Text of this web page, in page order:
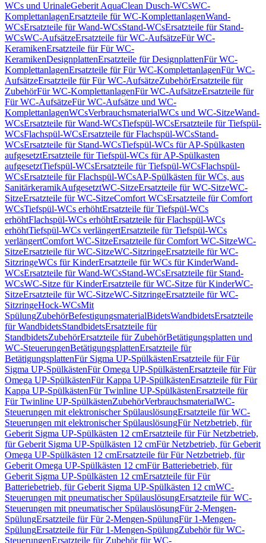
WCs und UrinaleGeberit AquaClean Dusch-WCsWC-
KomplettanlagenErsatzteile für WC-KomplettanlagenWand-
WCsErsatzteile für Wand-WCsStand-WCsErsatzteile für Stand-
WCsWC-AufsätzeErsatzteile für WC-AufsätzeFür WC-
KeramikenErsatzteile für Für WC-
KeramikenDesignplattenErsatzteile für DesignplattenFür WC-
KomplettanlagenErsatzteile für Für WC-KomplettanlagenFür WC-
AufsätzeErsatzteile für Für WC-AufsätzeZubehörErsatzteile für
ZubehörFür WC-KomplettanlagenFür WC-AufsätzeErsatzteile für
Für WC-AufsätzeFür WC-Aufsätze und WC-
KomplettanlagenWCsVerbrauchsmaterialWCs und WC-SitzeWand-
WCsErsatzteile für Wand-WCsTiefspül-WCsErsatzteile für Tiefspül-
WCsFlachspül-WCsErsatzteile für Flachspül-WCsStand-
WCsErsatzteile für Stand-WCsTiefspül-WCs für AP-Spülkasten
aufgesetztErsatzteile für Tiefspül-WCs für AP-Spülkasten
aufgesetztTiefspül-WCsErsatzteile für Tiefspül-WCsFlachspül-
WCsErsatzteile für Flachspül-WCsAP-Spülkästen für WCs, aus
SanitärkeramikAufgesetztWC-SitzeErsatzteile für WC-SitzeWC-
SitzeErsatzteile für WC-SitzeComfort WCsErsatzteile für Comfort
WCsTiefspül-WCs erhöhtErsatzteile für Tiefspül-WCs
erhöhtFlachspül-WCs erhöhtErsatzteile für Flachspül-WCs
erhöhtTiefspül-WCs verlängertErsatzteile für Tiefspül-WCs
verlängertComfort WC-SitzeErsatzteile für Comfort WC-SitzeWC-
SitzeErsatzteile für WC-SitzeWC-SitzringeErsatzteile für WC-
SitzringeWCs für KinderErsatzteile für WCs für KinderWand-
WCsErsatzteile für Wand-WCsStand-WCsErsatzteile für Stand-
WCsWC-Sitze für KinderErsatzteile für WC-Sitze für KinderWC-
SitzeErsatzteile für WC-SitzeWC-SitzringeErsatzteile für WC-
SitzringeHock-WCsMit
SpülungZubehörBefestigungsmaterialBidetsWandbidetsErsatzteile
für WandbidetsStandbidetsErsatzteile für
StandbidetsZubehörErsatzteile für ZubehörBetätigungsplatten und
WC-SteuerungenBetätigungsplattenErsatzteile für
BetätigungsplattenFür Sigma UP-SpülkästenErsatzteile für Für
Sigma UP-SpülkästenFür Omega UP-SpülkästenErsatzteile für Für
Omega UP-SpülkästenFür Kappa UP-SpülkästenErsatzteile für Für
Kappa UP-SpülkästenFür Twinline UP-SpülkästenErsatzteile für
Für Twinline UP-SpülkästenZubehörVerbrauchsmaterialWC-
Steuerungen mit elektronischer SpülauslösungErsatzteile für WC-
Steuerungen mit elektronischer SpülauslösungFür Netzbetrieb, für
Geberit Sigma UP-Spülkästen 12 cmErsatzteile für Für Netzbetrieb,
für Geberit Sigma UP-Spülkästen 12 cmFür Netzbetrieb, für Geberit
Omega UP-Spülkästen 12 cmErsatzteile für Für Netzbetrieb, für
Geberit Omega UP-Spülkästen 12 cmFür Batteriebetrieb, für
Geberit Sigma UP-Spülkästen 12 cmErsatzteile für Für
Batteriebetrieb, für Geberit Sigma UP-Spülkästen 12 cmWC-
Steuerungen mit pneumatischer SpülauslösungErsatzteile für WC-
Steuerungen mit pneumatischer SpülauslösungFür 2-Mengen-
SpülungErsatzteile für Für 2-Mengen-SpülungFür 1-Mengen-
SpülungErsatzteile für Für 1-Mengen-SpülungZubehör für WC-
SteuerungenErsatzteile für Zubehör für WC-